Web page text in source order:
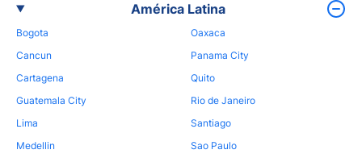
América Latina
Bogota
Cancun
Cartagena
Guatemala City
Lima
Medellin
Oaxaca
Panama City
Quito
Rio de Janeiro
Santiago
Sao Paulo